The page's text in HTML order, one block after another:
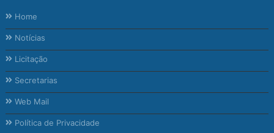
Home
Notícias
Licitação
Secretarias
Web Mail
Política de Privacidade